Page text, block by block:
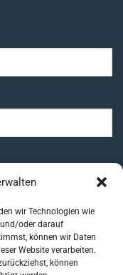
wir Technologien wie
oder darauf
können wir Daten
Website verarbeiten.
können